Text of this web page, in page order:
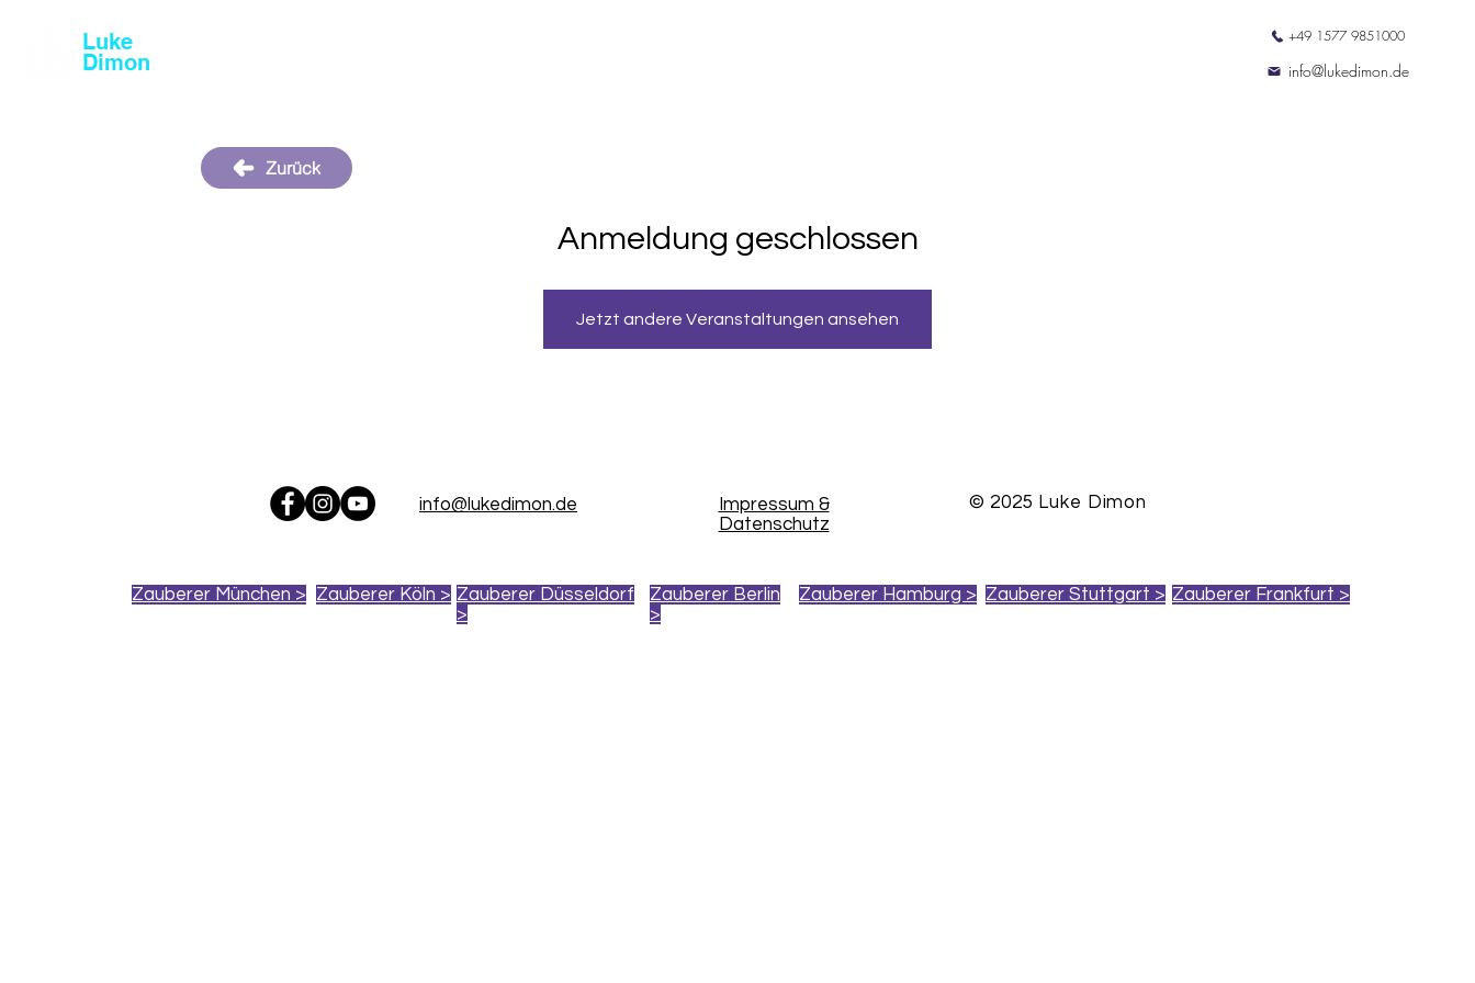
Luke
Dimon
+49 1577 9851000
info@lukedimon.de
Anmeldung geschlossen
Jetzt andere Veranstaltungen ansehen
Zurück
info@lukedimon.de
Zauberer München > Zauberer Köln > Zauberer Düsseldorf
>
Impressum &
Datenschutz
© 2025 Luke Dimon
Zauberer Berlin
>
Zauberer Hamburg > Zauberer Stuttgart > Zauberer Frankfurt >